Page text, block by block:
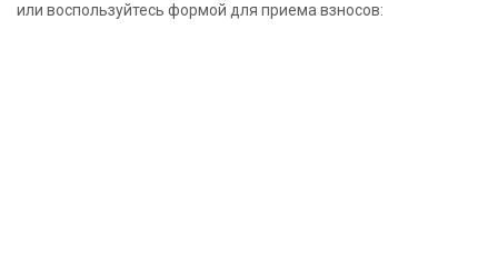
или воспользуйтесь формой для приема взносов: